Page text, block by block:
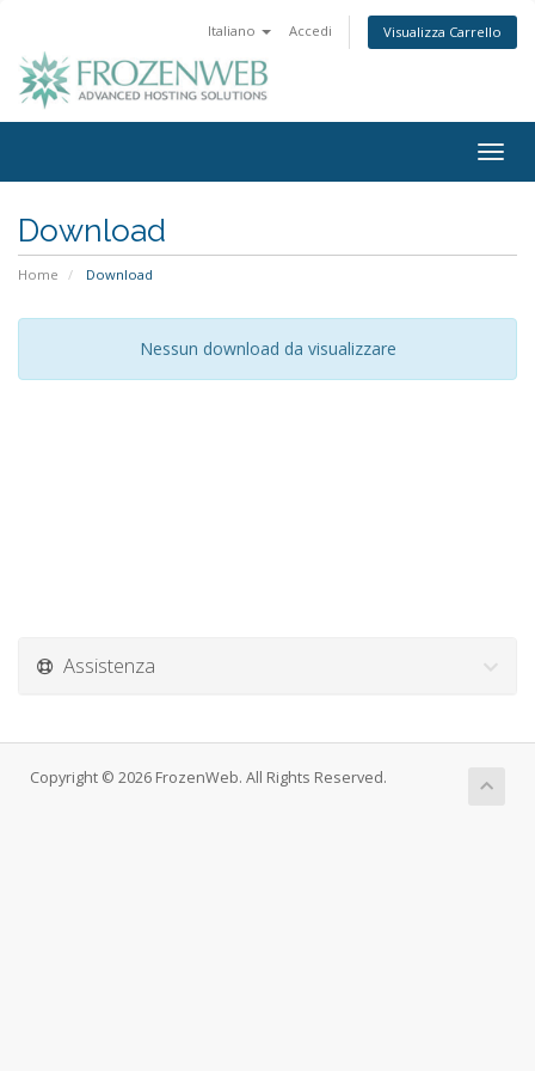
Italiano Accedi Visualizza Carrello
Download
Home Download
Nessun download da visualizzare
Assistenza
Copyright © 2026 FrozenWeb. All Rights Reserved.